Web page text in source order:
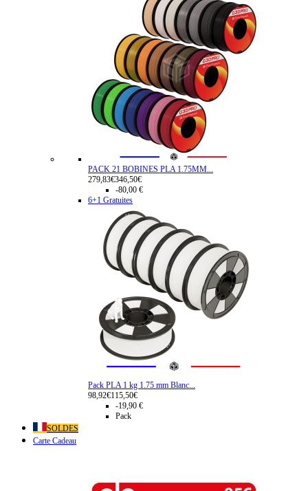
PACK 21 BOBINES PLA 1.75MM...
279,83€346,50€
-80,00 €
6+1 Gratuites
Pack PLA 1 kg 1.75 mm Blanc...
98,92€115,50€
-19,90 €
Pack
SOLDES
Carte Cadeau